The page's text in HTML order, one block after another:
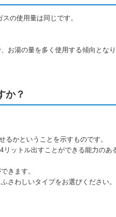
の使用量は同じです。
お湯の量を多く使用する傾向とな
か？
かということを示すものです。
ットル出すことができる能力のあ
きます。
さわしいタイプをお選びください。